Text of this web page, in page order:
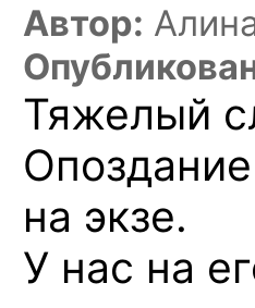
Автор:
Тяжелый
Опоздание
на экзе.
У нас на